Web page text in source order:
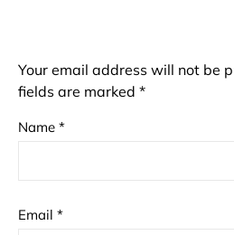
Your email address will not be
fields are marked *
Name *
Email *